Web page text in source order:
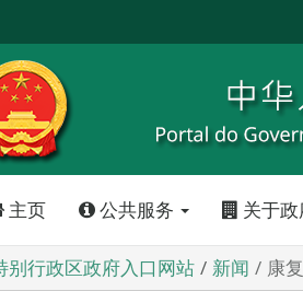
主页 公共服务 关于
别行政区政府入口网站 新闻 康